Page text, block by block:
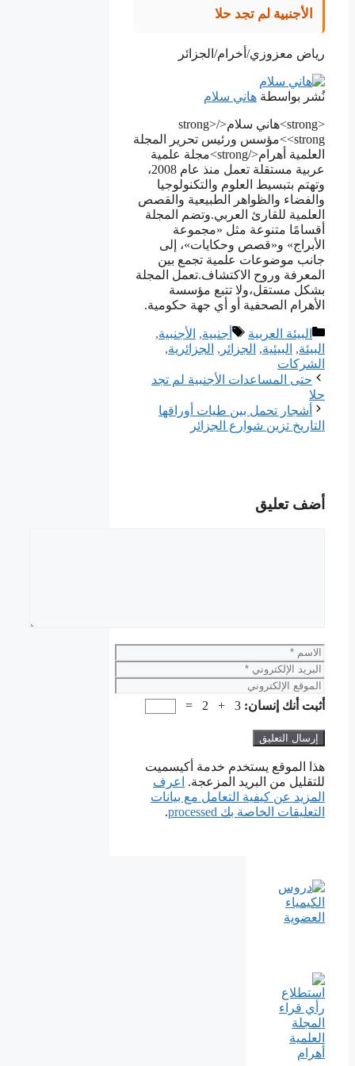
الأجنبية لم تجد حلا
رياض معزوزي/أخرام/الجزائر
نُشر بواسطة هاني سلام
<strong>هاني سلام</strong>
<strong>مؤسس ورئيس تحرير المجلة
العلمية أهرام</strong>مجلة علمية
عربية مستقلة تعمل منذ عام 2008،
وتهتم بتبسيط العلوم والتكنولوجيا
والفضاء والظواهر الطبيعية والقصص
العلمية للقارئ العربي.وتضم المجلة
أقسامًا متنوعة مثل «مجموعة
الأبراج» و«قصص وحكايات»، إلى
جانب موضوعات علمية تجمع بين
المعرفة وروح الاكتشاف.تعمل المجلة
بشكل مستقل،ولا تتبع مؤسسة
الأهرام الصحفية أو أي جهة حكومية.
التصنيفات
البيئة العربية الوسوم
أجنبية, الأجنبية,
البيئة, ﺍﻟﺒﻴﺌﻴﺔ, الجزائر , الجزائرية,
ﺍﻟﺸﺮﻛﺎﺕ
حتى المساعدات الأجنبية لم تجد
حلا
أشجار تحمل بين طيات أوراقها
التاريخ تزين شوارع الجزائر
أضف تعليق
الاسم
البريد
الإلكتروني
الموقع
الإلكتروني
أثبت أنك إنسان: 3 + 2 =
هذا الموقع يستخدم خدمة أكيسميت
للتقليل من البريد المزعجة.
اعرف
المزيد عن كيفية التعامل مع بيانات
التعليقات الخاصة بك processed
.